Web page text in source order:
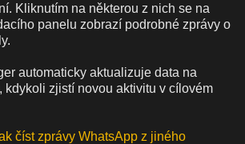
Kliknutím na některou z nich se na
panelu zobrazí podrobné zprávy o
automaticky aktualizuje data na
kdykoli zjistí novou aktivitu v cílovém
číst zprávy WhatsApp z jiného